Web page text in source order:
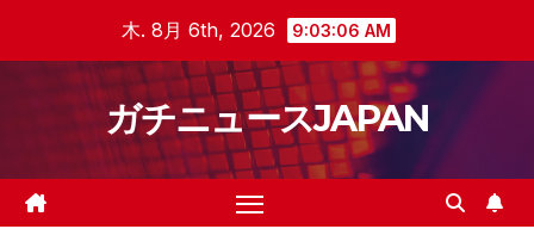
木. 8月 6th, 2026 9:03:07 AM
ガチニュースJAPAN